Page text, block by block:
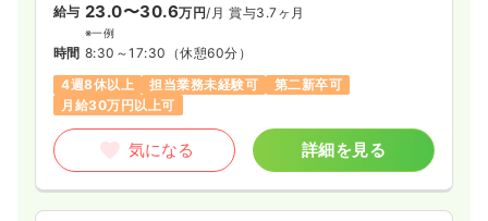
給与 23.0〜30.6万円/月 賞与3.7ヶ月
※一例
時間 8:30～17:30 （休憩60分）
4週8休以上
担当業務未経験可
第二新卒可
月給30万円以上可
気になる 詳細を見る